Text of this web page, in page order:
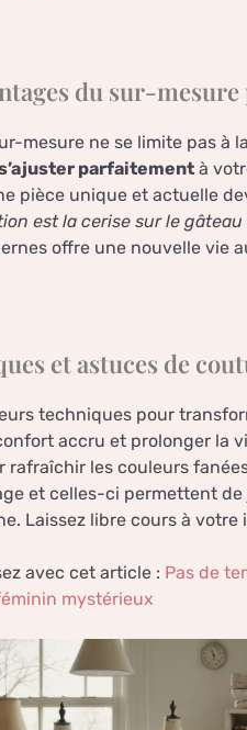
du sur-
mesure ne se limite pas à
parfaitement à
pièce unique et actuelle
est la cerise sur le gâteau
offre une nouvelle vie
et astuces de
techniques pour
accru et prolonger la
rafraîchir les couleurs
et celles-ci permettent
Laissez libre cours à votre
avec cet article : Pas de
mystérieux